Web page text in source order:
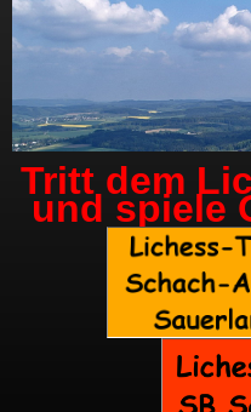
Tritt dem
und spiele